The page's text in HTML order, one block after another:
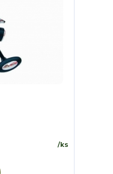
/ks